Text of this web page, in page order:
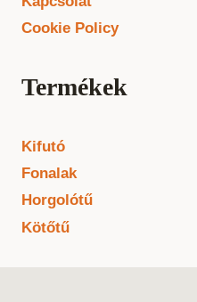
Cookie Policy
Termékek
Kifutó
Fonalak
Horgolótű
Kötőtű